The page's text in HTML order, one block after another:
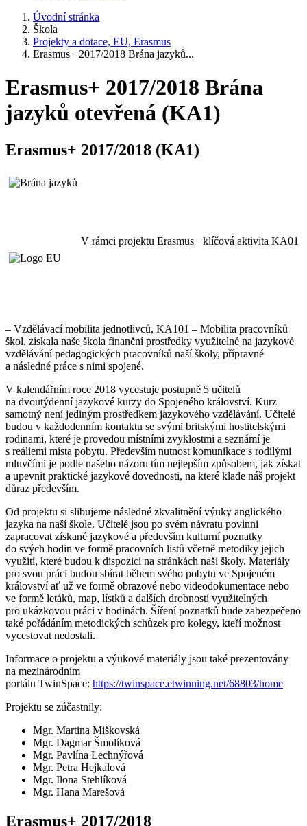
Úvodní stránka
Škola
Projekty a dotace, EU, Erasmus
Erasmus+ 2017/2018 Brána jazyků...
Erasmus+ 2017/2018 Brána
jazyků otevřená (KA1)
Erasmus+ 2017/2018 (KA1)
V rámci projektu Erasmus+ klíčová aktivita KA01
– Vzdělávací mobilita jednotlivců, KA101 – Mobilita pracovníků
škol, získala naše škola finanční prostředky využitelné na jazykové
vzdělávání pedagogických pracovníků naší školy, přípravné
a následné práce s nimi spojené.
V kalendářním roce 2018 vycestuje postupně 5 učitelů
na dvoutýdenní jazykové kurzy do Spojeného království. Kurz
samotný není jediným prostředkem jazykového vzdělávání. Učitelé
budou v každodenním kontaktu se svými britskými hostitelskými
rodinami, které je provedou místními zvyklostmi a seznámí je
s reáliemi místa pobytu. Především nutnost komunikace s rodilými
mluvčími je podle našeho názoru tím nejlepším způsobem, jak získat
a upevnit praktické jazykové dovednosti, na které klade náš projekt
důraz především.
Od projektu si slibujeme následné zkvalitnění výuky anglického
jazyka na naší škole. Učitelé jsou po svém návratu povinni
zapracovat získané jazykové a především kulturní poznatky
do svých hodin ve formě pracovních listů včetně metodiky jejich
využití, které budou k dispozici na stránkách naší školy. Materiály
pro svou práci budou sbírat během svého pobytu ve Spojeném
království ať už ve formě obrazové nebo videodokumentace nebo
ve formě letáků, map, lístků a dalších drobností využitelných
pro ukázkovou práci v hodinách. Šíření poznatků bude zabezpečeno
také pořádáním metodických schůzek pro kolegy, kteří možnost
vycestovat nedostali.
Informace o projektu a výukové materiály jsou také prezentovány
na mezinárodním
portálu TwinSpace: https://twinspace.etwinning.net/68803/home
Projektu se zúčastnily:
Mgr. Martina Miškovská
Mgr. Dagmar Šmolíková
Mgr. Pavlína Lechnýřová
Mgr. Petra Hejkalová
Mgr. Ilona Stehlíková
Mgr. Hana Marešová
Erasmus+ 2017/2018